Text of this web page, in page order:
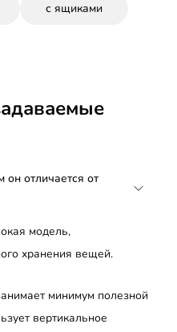
с ящиками
отличается от
модель,
хранения вещей.
минимум полезной
вертикальное